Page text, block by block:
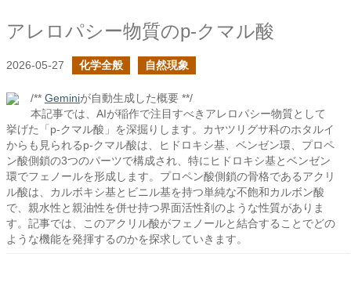
アレロパシー物質のp-クマル酸
2026-05-27 化学全般 自然現象
/** Geminiが自動生成した概要 **/
本記事では、AIが稲作で注目すべきアレロパシー物質として
挙げた「p-クマル酸」を深掘りします。カヤツリグサ科のホタルイ
からも見られるp-クマル酸は、ヒドロキシ基、ベンゼン環、プロペ
ン酸側鎖の3つのパーツで構成され、特にヒドロキシ基とベンゼン
環でフェノールを形成します。プロペン酸側鎖の骨格であるアクリ
ル酸は、カルボキシ基とビニル基を持つ単純な不飽和カルボン酸
で、親水性と親油性を併せ持つ界面活性剤のような性質がありま
す。記事では、このアクリル酸がフェノールと結合することでどの
ような機能を発揮するのかを探求していきます。